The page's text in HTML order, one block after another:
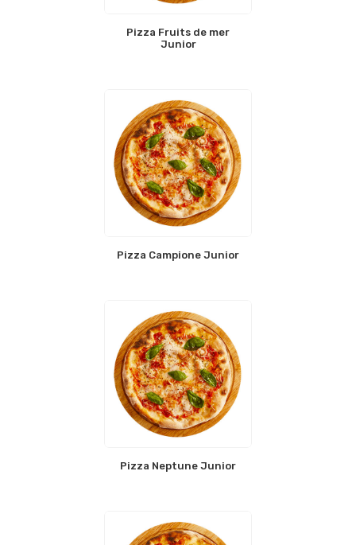
Pizza Fruits de mer
Junior
Pizza Campione Junior
Pizza Neptune Junior